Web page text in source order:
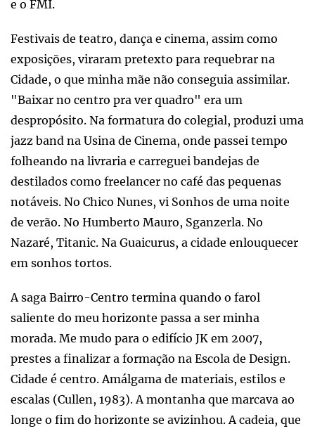
e o FMI.
Festivais de teatro, dança e cinema, assim como
exposições, viraram pretexto para requebrar na
Cidade, o que minha mãe não conseguia assimilar.
"Baixar no centro pra ver quadro" era um
despropósito. Na formatura do colegial, produzi uma
jazz band na Usina de Cinema, onde passei tempo
folheando na livraria e carreguei bandejas de
destilados como freelancer no café das pequenas
notáveis. No Chico Nunes, vi Sonhos de uma noite
de verão. No Humberto Mauro, Sganzerla. No
Nazaré, Titanic. Na Guaicurus, a cidade enlouquecer
em sonhos tortos.
A saga Bairro-Centro termina quando o farol
saliente do meu horizonte passa a ser minha
morada. Me mudo para o edifício JK em 2007,
prestes a finalizar a formação na Escola de Design.
Cidade é centro. Amálgama de materiais, estilos e
escalas (Cullen, 1983). A montanha que marcava ao
longe o fim do horizonte se avizinhou. A cadeia, que